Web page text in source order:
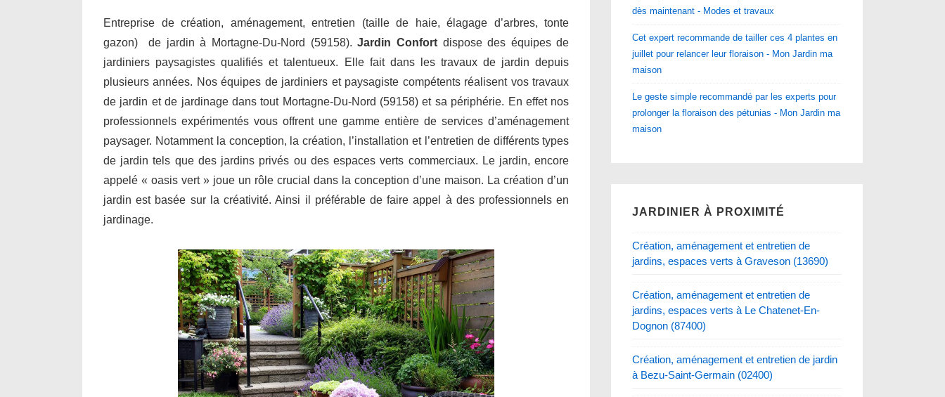
Entreprise de création, aménagement, entretien (taille de haie, élagage d’arbres, tonte
gazon) de jardin à Mortagne-Du-Nord (59158).Jardin Confortdispose des équipes de
jardiniers paysagistes qualifiés et talentueux. Elle fait dans les travaux de jardin depuis
plusieurs années. Nos équipes de jardiniers et paysagiste compétents réalisent vos travaux
de jardin et de jardinage dans tout Mortagne-Du-Nord (59158) et sa périphérie. En effet nos
professionnels expérimentés vous offrent une gamme entière de services d’aménagement
paysager. Notamment la conception, la création, l’installation et l’entretien de différents types
de jardin tels que des jardins privés ou des espaces verts commerciaux. Le jardin, encore
appelé « oasis vert » joue un rôle crucial dans la conception d’une maison. La création d’un
jardin est basée sur la créativité. Ainsi il préférable de faire appel à des professionnels en
jardinage.
dès maintenant - Modes et travaux
Cet expert recommande de tailler ces 4 plantes en
juillet pour relancer leur floraison - Mon Jardin ma
maison
Le geste simple recommandé par les experts pour
prolonger la floraison des pétunias - Mon Jardin ma
maison
JARDINIER À PROXIMITÉ
Création, aménagement et entretien de
jardins, espaces verts à Graveson (13690)
Création, aménagement et entretien de
jardins, espaces verts à Le Chatenet-En-
Dognon (87400)
Création, aménagement et entretien de jardin
à Bezu-Saint-Germain (02400)